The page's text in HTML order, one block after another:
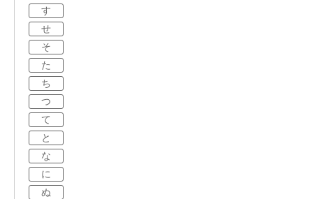
す
せ
そ
た
ち
つ
て
と
な
に
ぬ